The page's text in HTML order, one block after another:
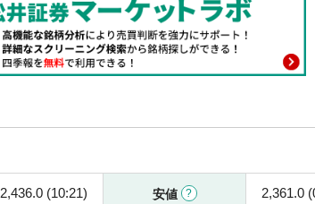
2,436.0 (10:21) 安値 2,361.0